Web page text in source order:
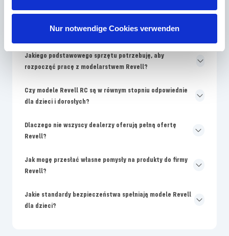
Nur notwendige Cookies verwenden
modeli Revell?
Jakiego podstawowego sprzętu potrzebuję, aby
rozpocząć pracę z modelarstwem Revell?
Czy modele Revell RC są w równym stopniu odpowiednie
dla dzieci i dorosłych?
Dlaczego nie wszyscy dealerzy oferują pełną ofertę
Revell?
Jak mogę przesłać własne pomysły na produkty do firmy
Revell?
Jakie standardy bezpieczeństwa spełniają modele Revell
dla dzieci?